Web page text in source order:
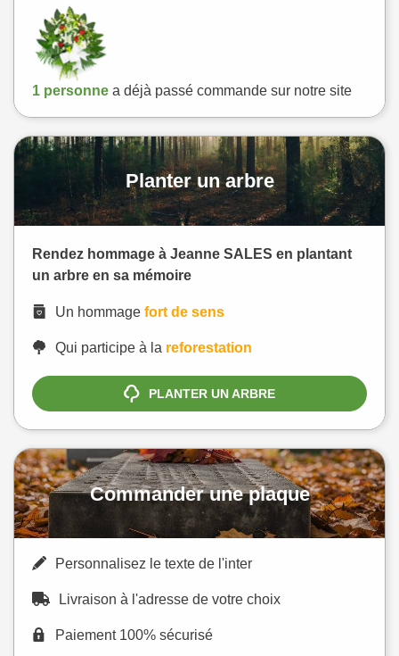
1 personne a déjà passé commande sur notre site
Planter un arbre
Rendez hommage à Jeanne SALES en plantant
un arbre en sa mémoire
Un hommage fort de sens
Qui participe à la reforestation
PLANTER UN ARBRE
Commander une plaque
Personnalisez le texte de l'inter
Livraison à l'adresse de votre choix
Paiement 100% sécurisé